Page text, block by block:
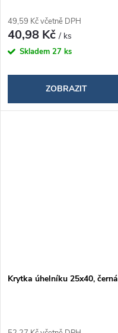
49,59 Kč včetně DPH
40,98 Kč/ ks
Skladem 27 ks
ZOBRAZIT
Krytka úhelníku 25x40, černá